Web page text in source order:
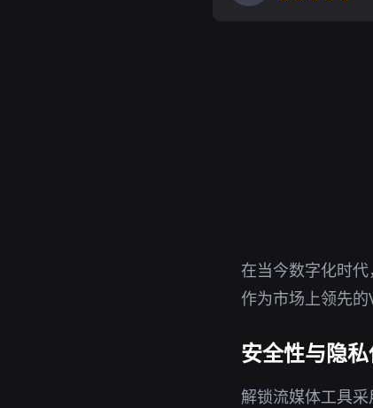
在当今数字化时
作为市场上领先
安全性与隐
解锁流媒体工具